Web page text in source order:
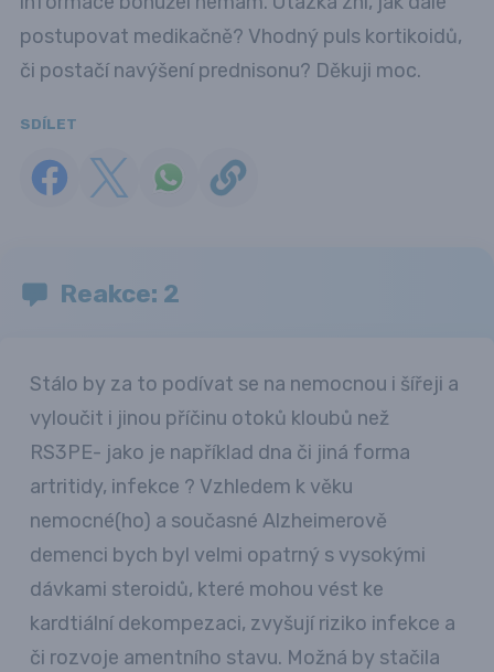
postupovat medikačně? Vhodný puls kortikoidů,
či postačí navýšení prednisonu? Děkuji moc.
SDÍLET
Reakce: 2
Stálo by za to podívat se na nemocnou i šířeji a
vyloučit i jinou příčinu otoků kloubů než
RS3PE- jako je například dna či jiná forma
artritidy, infekce ? Vzhledem k věku
nemocné(ho) a současné Alzheimerově
demenci bych byl velmi opatrný s vysokými
dávkami steroidů, které mohou vést ke
kardtiální dekompezaci, zvyšují riziko infekce a
či rozvoje amentního stavu. Možná by stačila